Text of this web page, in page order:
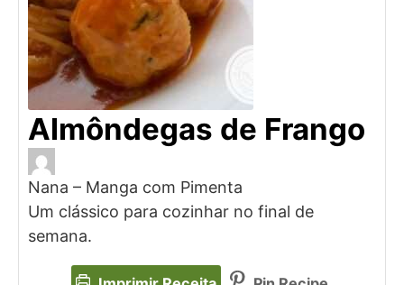
Almôndegas de Frango
Nana – Manga com Pimenta
Um clássico para cozinhar no final de
semana.